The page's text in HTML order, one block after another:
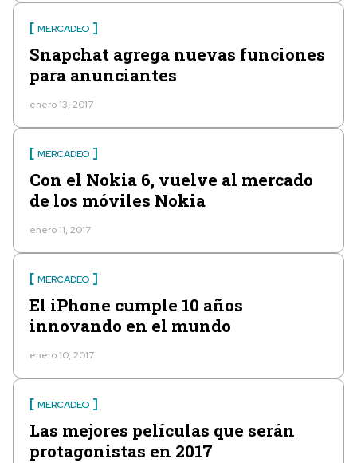
MERCADEO
Snapchat agrega nuevas funciones
para anunciantes
enero 13, 2017
MERCADEO
Con el Nokia 6, vuelve al mercado
de los móviles Nokia
enero 11, 2017
MERCADEO
El iPhone cumple 10 años
innovando en el mundo
enero 10, 2017
MERCADEO
Las mejores películas que serán
protagonistas en 2017